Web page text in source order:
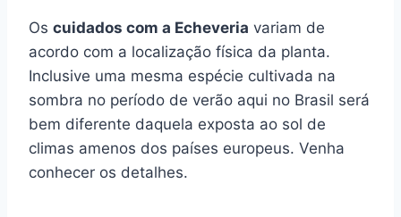
Os cuidados com a Echeveria variam de
acordo com a localização física da planta.
Inclusive uma mesma espécie cultivada na
sombra no período de verão aqui no Brasil será
bem diferente daquela exposta ao sol de
climas amenos dos países europeus. Venha
conhecer os detalhes.